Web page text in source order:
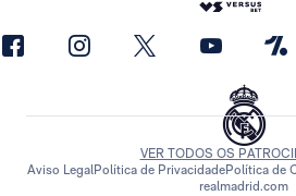
VER TODOS OS
Aviso LegalPolítica de PrivacidadePolítica de
realmadrid.com